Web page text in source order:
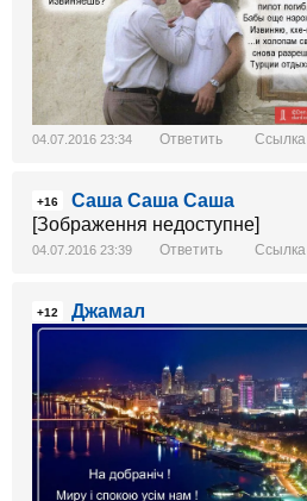
04.07.2016 23:34 Ответить Ссылка
+16
Саша Саша Саша
[Зображення недоступне]
04.07.2016 23:39 Ответить Ссылка
+12 Джамал